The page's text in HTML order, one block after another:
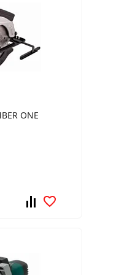
ONE